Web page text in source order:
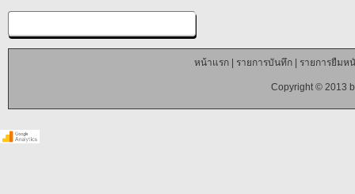
หน้าแรก| รายการบันทึก| รายการยืมห
Copyright © 2013